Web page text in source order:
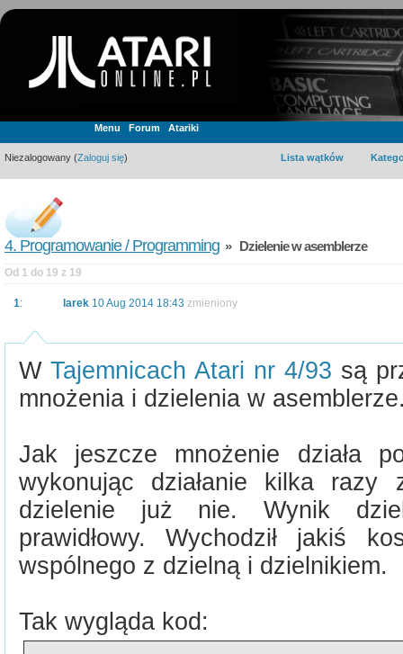
Menu Forum Atariki
Niezalogowany (Zaloguj się) Lista wątków
4. Programowanie / Programming » Dzielenie w asemblerze
Od 1 do 19 z 19
1: larek 10 Aug 2014 18:43 zmieniony
W Tajemnicach Atari nr 4/93 są
mnożenia i dzielenia w
Jak jeszcze mnożenie działa
wykonując działanie kilka
dzielenie już nie. Wynik
prawidłowy. Wychodził jakiś
wspólnego z dzielną i dzielnikiem.
Tak wygląda kod: